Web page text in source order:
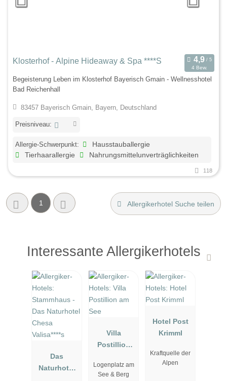
Klosterhof - Alpine Hideaway & Spa ****S
4 Bew.
Begeisterung Leben im Klosterhof Bayerisch Gmain - Wellnesshotel
Bad Reichenhall
83457 Bayerisch Gmain, Bayern, Deutschland
Preisniveau:
Allergie-Schwerpunkt:
Hausstauballergie
Tierhaarallergie
Nahrungsmittelunverträglichkeiten
118
1 Allergikerhotel Suche teilen
Interessante Allergikerhotels
Das
Naturhotel
Villa
Postillion
Logenplatz am
See & Berg
Hotel Post
Krimml
Kraftquelle der
Alpen